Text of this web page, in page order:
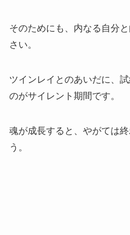
そのためにも、内なる自分
さい。
ツインレイとのあいだに、
のがサイレント期間です。
魂が成長すると、やがては
う。